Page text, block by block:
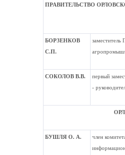
ПРАВИТЕЛЬСТВО
БОРЗЕНКОВ
С.П.
заместитель
СОКОЛОВ В.В.
первый
-
БУШЛЯ О. А.
член